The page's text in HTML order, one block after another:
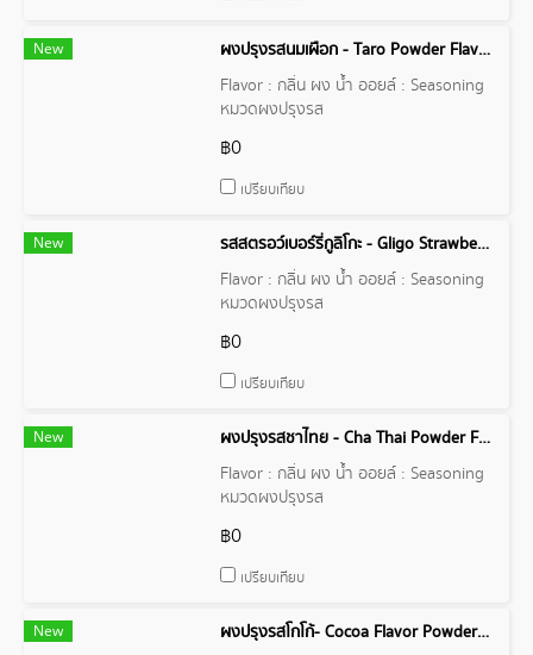
New
ผงปรุงรสนมเผือก - Taro Powder Flavor
Flavor : กลิ่น ผง น้ำ ออยล์ : Seasoning
หมวดผงปรุงรส
฿0
เปรียบเทียบ
New
รสสตรอว์เบอร์รี่กูลิโกะ - Gligo Strawberry Powder Flavor
Flavor : กลิ่น ผง น้ำ ออยล์ : Seasoning
หมวดผงปรุงรส
฿0
เปรียบเทียบ
New
ผงปรุงรสชาไทย - Cha Thai Powder Flavor
Flavor : กลิ่น ผง น้ำ ออยล์ : Seasoning
หมวดผงปรุงรส
฿0
เปรียบเทียบ
New
ผงปรุงรสโกโก้- Cocoa Flavor Powder Flavor